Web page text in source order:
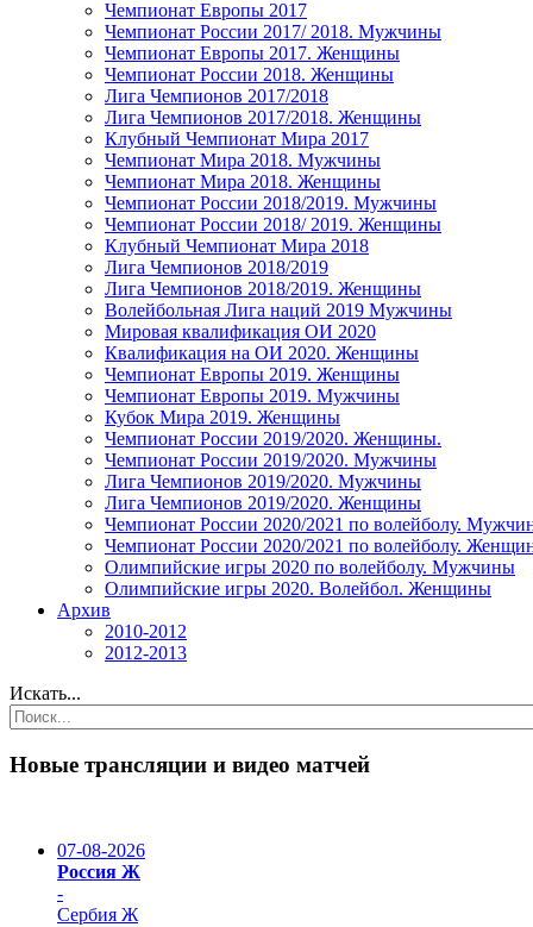
Чемпионат Европы 2017
Чемпионат России 2017/ 2018. Мужчины
Чемпионат Европы 2017. Женщины
Чемпионат России 2018. Женщины
Лига Чемпионов 2017/2018
Лига Чемпионов 2017/2018. Женщины
Клубный Чемпионат Мира 2017
Чемпионат Мира 2018. Мужчины
Чемпионат Мира 2018. Женщины
Чемпионат России 2018/2019. Мужчины
Чемпионат России 2018/ 2019. Женщины
Клубный Чемпионат Мира 2018
Лига Чемпионов 2018/2019
Лига Чемпионов 2018/2019. Женщины
Волейбольная Лига наций 2019 Мужчины
Мировая квалификация ОИ 2020
Квалификация на ОИ 2020. Женщины
Чемпионат Европы 2019. Женщины
Чемпионат Европы 2019. Мужчины
Кубок Мира 2019. Женщины
Чемпионат России 2019/2020. Женщины.
Чемпионат России 2019/2020. Мужчины
Лига Чемпионов 2019/2020. Мужчины
Лига Чемпионов 2019/2020. Женщины
Чемпионат России 2020/2021 по волейболу.
Чемпионат России 2020/2021 по волейболу.
Олимпийские игры 2020 по волейболу. Мужчины
Олимпийские игры 2020. Волейбол. Женщины
Архив
2010-2012
2012-2013
Искать...
Новые трансляции и видео матчей
07-08-2026
Россия Ж
-
Сербия Ж